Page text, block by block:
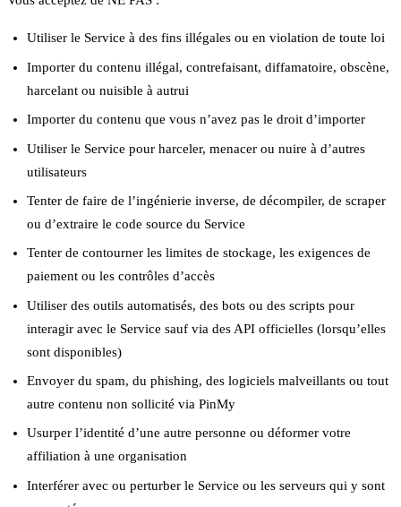
Utiliser le Service à des fins illégales ou en violation de toute loi
Importer du contenu illégal, contrefaisant, diffamatoire, obscène,
harcelant ou nuisible à autrui
Importer du contenu que vous n’avez pas le droit d’importer
Utiliser le Service pour harceler, menacer ou nuire à d’autres
utilisateurs
Tenter de faire de l’ingénierie inverse, de décompiler, de scraper
ou d’extraire le code source du Service
Tenter de contourner les limites de stockage, les exigences de
paiement ou les contrôles d’accès
Utiliser des outils automatisés, des bots ou des scripts pour
interagir avec le Service sauf via des API officielles (lorsqu’elles
sont disponibles)
Envoyer du spam, du phishing, des logiciels malveillants ou tout
autre contenu non sollicité via PinMy
Usurper l’identité d’une autre personne ou déformer votre
affiliation à une organisation
Interférer avec ou perturber le Service ou les serveurs qui y sont